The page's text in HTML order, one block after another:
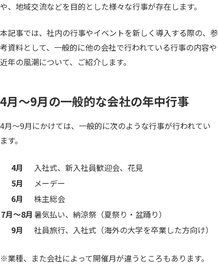
や、地域交流などを目的とした様々な行事が存在します。
本記事では、社内の行事やイベントを新しく導入する際の、参
考資料として、一般的に他の会社で行われている行事の内容や
近年の風潮について、ご紹介します。
4月〜9月の一般的な会社の年中行事
4月〜9月にかけては、一般的に次のような行事が行われてい
ます。
4月
入社式、新入社員歓迎会、花見
5月
メーデー
6月
株主総会
7月〜8月 暑気払い、納涼祭（夏祭り・盆踊り）
9月
社員旅行、入社式（海外の大学を卒業した方向け）
※業種、また会社によって開催月が違うところもあります。